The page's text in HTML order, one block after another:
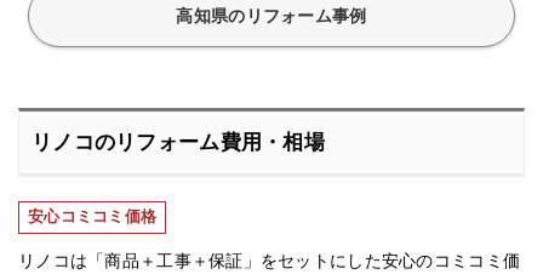
高知県のリフォーム事例
リノコのリフォーム費用・相場
安心コミコミ価格
リノコは「商品＋工事＋保証」をセットにした安心のコミコミ価